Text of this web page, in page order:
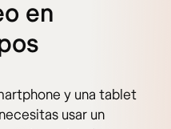
en
y una tablet
usar un